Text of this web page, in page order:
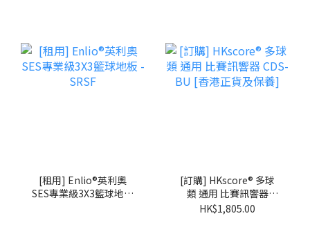
[租用] Enlio®英利奧
SES專業級3X3籃球地板
[訂購] HKscore® 多球
類 通用 比賽訊響器
CDS-BU [香港正貨及保
HK$1,805.00